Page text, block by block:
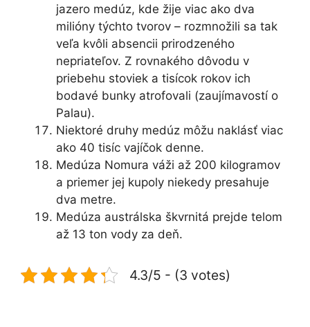
jazero medúz, kde žije viac ako dva
milióny týchto tvorov – rozmnožili sa tak
veľa kvôli absencii prirodzeného
nepriateľov. Z rovnakého dôvodu v
priebehu stoviek a tisícok rokov ich
bodavé bunky atrofovali (zaujímavostí o
Palau).
Niektoré druhy medúz môžu naklásť viac
ako 40 tisíc vajíčok denne.
Medúza Nomura váži až 200 kilogramov
a priemer jej kupoly niekedy presahuje
dva metre.
Medúza austrálska škvrnitá prejde telom
až 13 ton vody za deň.
4.3/5 - (3 votes)